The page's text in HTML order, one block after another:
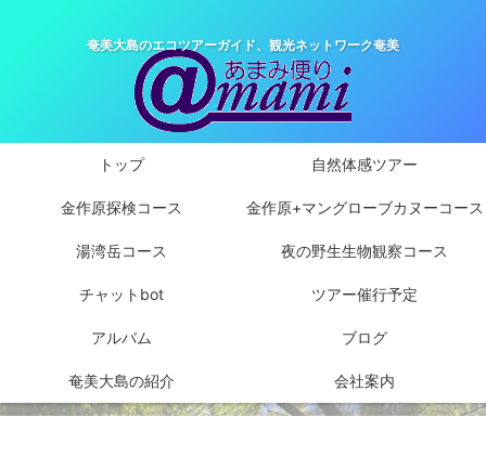
奄美大島のエコツアーガイド、観光ネットワーク奄美
トップ 自然体感ツアー
金作原探検コース 金作原+マングローブカヌーコース
湯湾岳コース 夜の野生生物観察コース
チャットbot ツアー催行予定
アルバム ブログ
奄美大島の紹介 会社案内